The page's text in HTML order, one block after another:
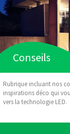
Conseils
Rubrique incluant nos
inspirations déco qui
vers la technologie LED.